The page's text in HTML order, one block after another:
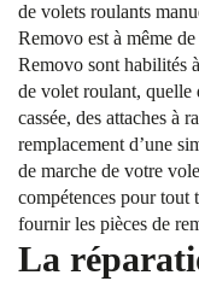
de volets roulants
Removo est à même
Removo sont habilités
de volet roulant, quelle
cassée, des attaches à
remplacement d’une
de marche de votre
compétences pour tout
fournir les pièces de
La